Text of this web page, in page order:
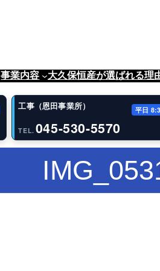
事業内容 大久保恒産が選ばれる理
工事（恩田事業所） 平日
TEL. 045-530-5570